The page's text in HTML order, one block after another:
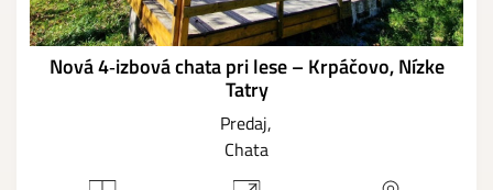
Nová 4‑izbová chata pri lese – Krpáčovo, Nízke
Tatry
Predaj
Chata